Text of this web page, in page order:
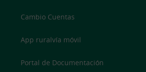
Cambio Cuentas
App ruralvía móvil
Portal de Documentación